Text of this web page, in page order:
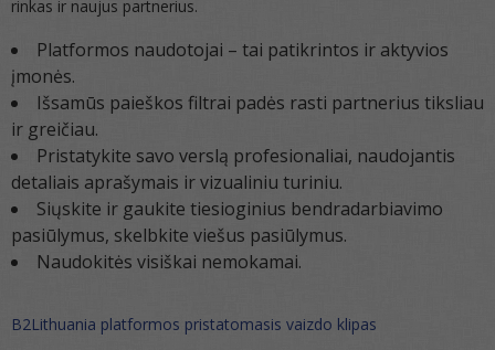
rinkas ir naujus partnerius.
Platformos naudotojai – tai patikrintos ir aktyvios
įmonės.
Išsamūs paieškos filtrai padės rasti partnerius tiksliau
ir greičiau.
Pristatykite savo verslą profesionaliai, naudojantis
detaliais aprašymais ir vizualiniu turiniu.
Siųskite ir gaukite tiesioginius bendradarbiavimo
pasiūlymus, skelbkite viešus pasiūlymus.
Naudokitės visiškai nemokamai.
B2Lithuania platformos pristatomasis vaizdo klipas